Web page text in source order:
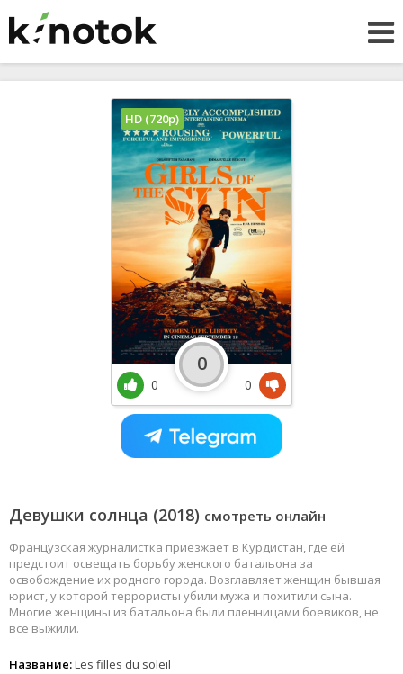
Девушки солнца (2018) смотреть онлайн
Французская журналистка приезжает в Курдистан, где ей
предстоит освещать борьбу женского батальона за
освобождение их родного города. Возглавляет женщин бывшая
юрист, у которой террористы убили мужа и похитили сына.
Многие женщины из батальона были пленницами боевиков, не
все выжили.
Название:Les filles du soleil
HD (720p)
0
0
0